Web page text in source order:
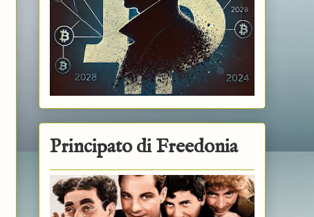
Principato di Freedonia